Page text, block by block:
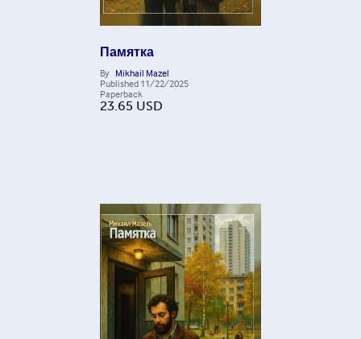
Памятка
By Mikhail Mazel
Published 11/22/2025
Paperback
23.65 USD